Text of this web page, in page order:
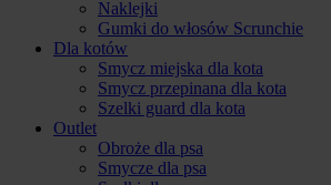
Naklejki
Gumki do włosów Scrunchie
Dla kotów
Smycz miejska dla kota
Smycz przepinana dla kota
Szelki guard dla kota
Outlet
Obroże dla psa
Smycze dla psa